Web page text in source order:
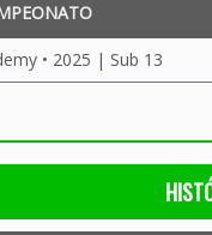
• 2025 | Sub 13